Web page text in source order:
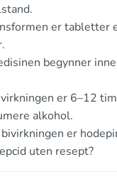
er tabletter
begynner
er 6–12
alkohol.
er
uten resept?